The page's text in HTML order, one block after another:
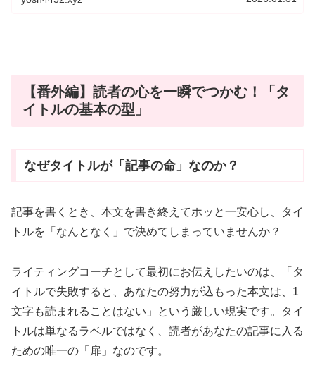
【番外編】読者の心を一瞬でつかむ！「タ
イトルの基本の型」
なぜタイトルが「記事の命」なのか？
記事を書くとき、本文を書き終えてホッと一安心し、タイ
トルを「なんとなく」で決めてしまっていませんか？
ライティングコーチとして最初にお伝えしたいのは、「タ
イトルで失敗すると、あなたの努力が込もった本文は、1
文字も読まれることはない」という厳しい現実です。タイ
トルは単なるラベルではなく、読者があなたの記事に入る
ための唯一の「扉」なのです。